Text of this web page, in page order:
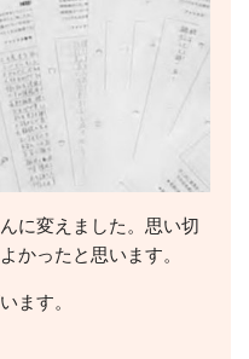
に変えました。 思い切
かったと思います。
ます。